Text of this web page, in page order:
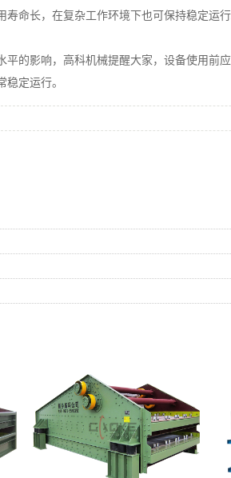
命长，在复杂工作环境下也可保持稳定运行
影响，高科机械提醒大家，设备使用前
定运行。